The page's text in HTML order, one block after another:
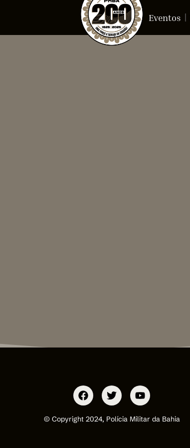
Eventos
© Copyright 2024, Polícia Militar da Bahia